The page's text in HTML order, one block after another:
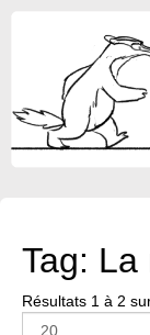
Tag:
Résultats 1 à 2